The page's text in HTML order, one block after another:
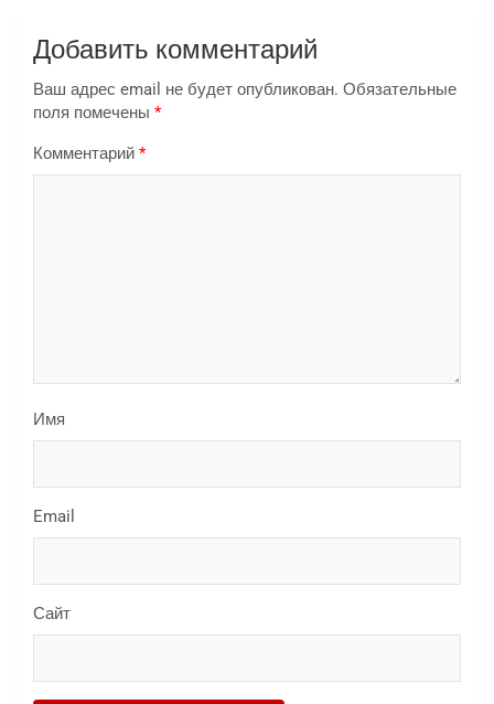
Добавить комментарий
Ваш адрес email не будет опубликован. Обязательные
поля помечены *
Комментарий *
Имя
Email
Сайт